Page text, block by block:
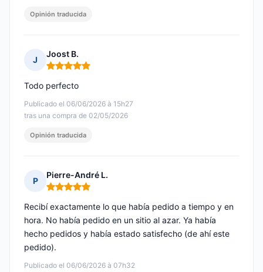
Opinión traducida
J
Joost B.
Nota: 5 de 5
Publicado el 06/06/2026 à 15h27
tras una compra de 02/05/2026
Todo perfecto
Opinión traducida
P
Pierre-André L.
Nota: 5 de 5
Publicado el 06/06/2026 à 07h32
Recibí exactamente lo que había pedido a tiempo y en
hora. No había pedido en un sitio al azar. Ya había
hecho pedidos y había estado satisfecho (de ahí este
pedido).